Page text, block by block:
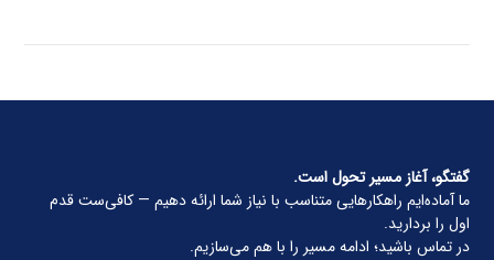
گفتگو، آغاز مسیر تحول است.
ما آماده‌ایم راهکارهایی متناسب با نیاز شما ارائه دهیم — کافی‌ست قدم
اول را بردارید.
در تماس باشید؛ ادامه مسیر را با هم می‌سازیم.